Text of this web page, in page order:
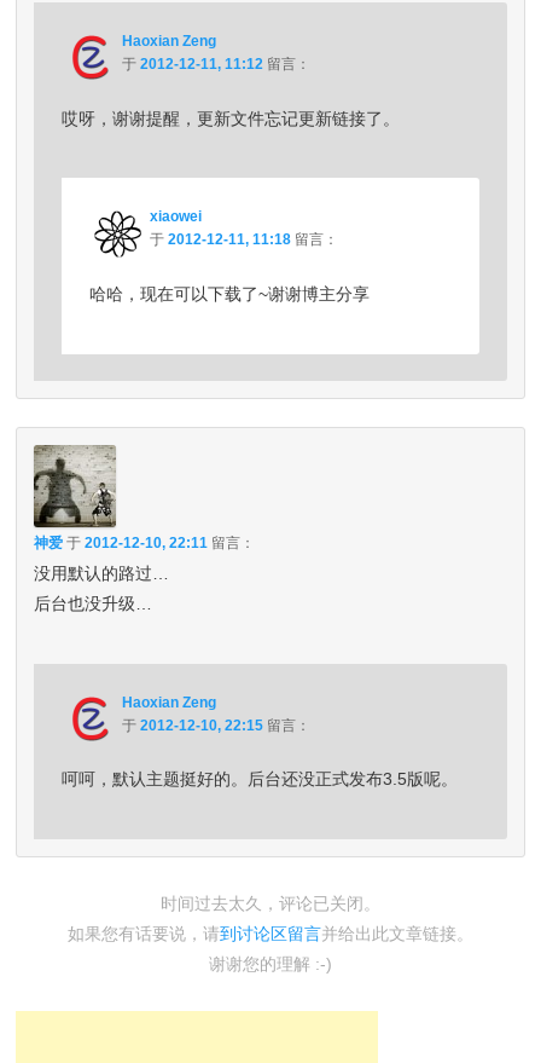
Haoxian Zeng
于2012-12-11, 11:12 留言：
哎呀，谢谢提醒，更新文件忘记更新链接了。
xiaowei
于 2012-12-11, 11:18 留言：
哈哈，现在可以下载了~谢谢博主分享
神爱 于2012-12-10, 22:11 留言：
没用默认的路过…
后台也没升级…
Haoxian Zeng
于2012-12-10, 22:15 留言：
呵呵，默认主题挺好的。后台还没正式发布3.5版呢。
时间过去太久，评论已关闭。
如果您有话要说，请到讨论区留言并给出此文章链接。
谢谢您的理解 :-)